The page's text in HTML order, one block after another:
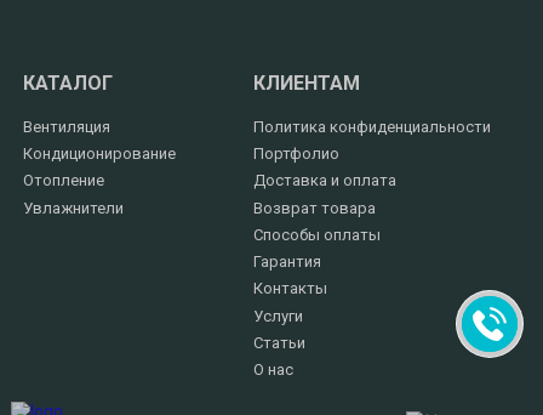
КАТАЛОГ
Вентиляция
Кондиционирование
Отопление
Увлажнители
КЛИЕНТАМ
Политика конфиденциальности
Портфолио
Доставка и оплата
Возврат товара
Способы оплаты
Гарантия
Контакты
Услуги
Статьи
О нас